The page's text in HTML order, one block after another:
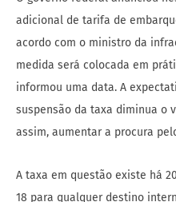
adicional de tarifa de
acordo com o ministro da
medida será colocada em
informou uma data. A
suspensão da taxa diminua o
assim, aumentar a procura
A taxa em questão existe há
18 para qualquer destino